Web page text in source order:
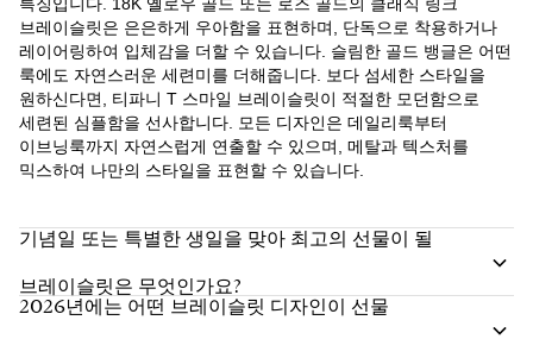
브레이슬릿은 은은하게 우아함을 표현하며, 단독으로 착용하거나
레이어링하여 입체감을 더할 수 있습니다. 슬림한 골드 뱅글은 어떤
룩에도 자연스러운 세련미를 더해줍니다. 보다 섬세한 스타일을
원하신다면, 티파니 T 스마일 브레이슬릿이 적절한 모던함으로
세련된 심플함을 선사합니다. 모든 디자인은 데일리룩부터
이브닝룩까지 자연스럽게 연출할 수 있으며, 메탈과 텍스처를
믹스하여 나만의 스타일을 표현할 수 있습니다.
기념일 또는 특별한 생일을 맞아 최고의 선물이 될
브레이슬릿은 무엇인가요?
2026년에는 어떤 브레이슬릿 디자인이 선물